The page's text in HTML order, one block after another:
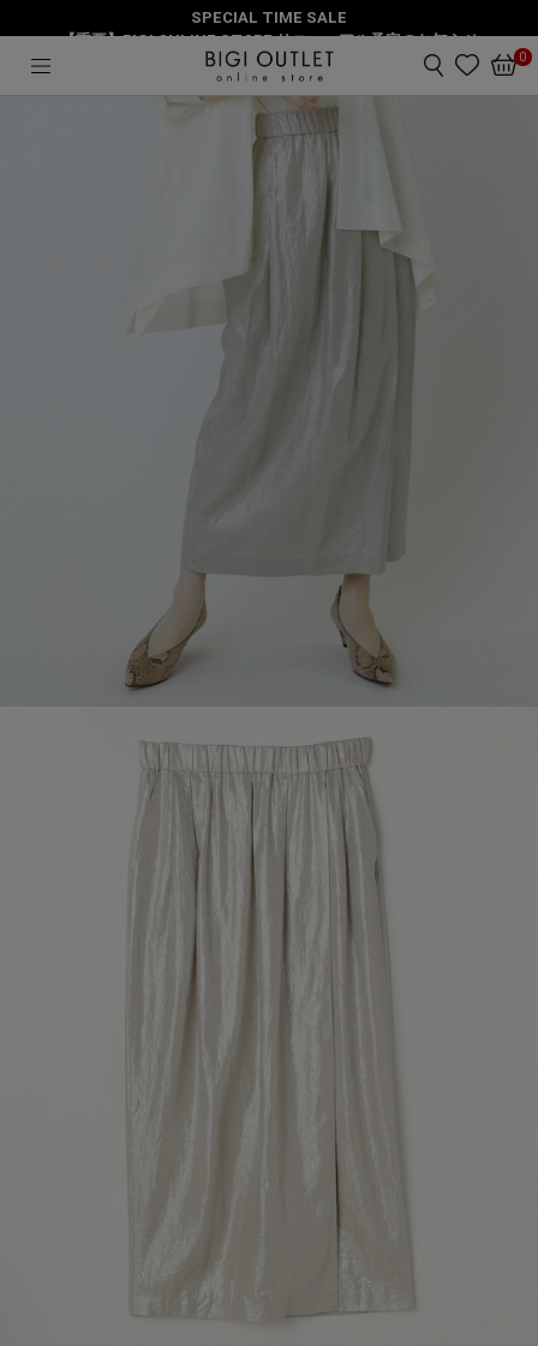
SPECIAL TIME SALE
【重要】BIGI ONLINE STORE リニューアル予定のお知らせ
0
スカート Li/R箔プリントタックIラインスカート